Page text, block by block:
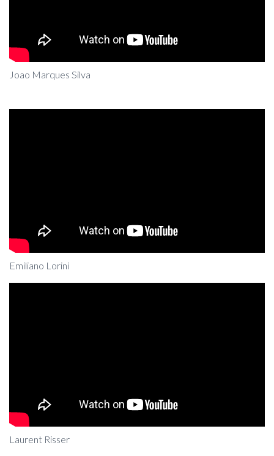
Joao Marques Silva
Emiliano Lorini
Laurent Risser